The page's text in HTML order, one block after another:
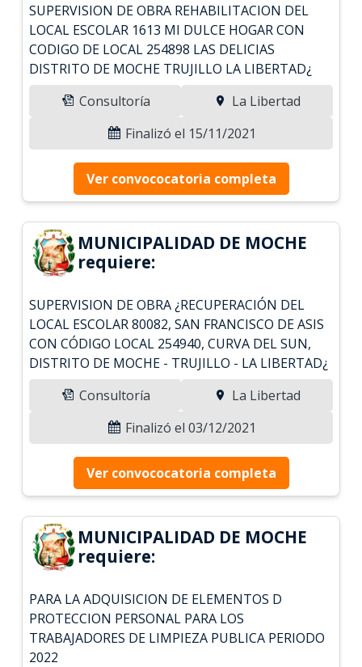
SUPERVISION DE OBRA REHABILITACION DEL
LOCAL ESCOLAR 1613 MI DULCE HOGAR CON
CODIGO DE LOCAL 254898 LAS DELICIAS
DISTRITO DE MOCHE TRUJILLO LA LIBERTAD¿
Consultoría
La Libertad
Finalizó el 15/11/2021
Ver convococatoria completa
MUNICIPALIDAD DE MOCHE
requiere:
SUPERVISION DE OBRA ¿RECUPERACIÓN DEL
LOCAL ESCOLAR 80082, SAN FRANCISCO DE ASIS
CON CÓDIGO LOCAL 254940, CURVA DEL SUN,
DISTRITO DE MOCHE - TRUJILLO - LA LIBERTAD¿
Consultoría
La Libertad
Finalizó el 03/12/2021
Ver convococatoria completa
MUNICIPALIDAD DE MOCHE
requiere:
PARA LA ADQUISICION DE ELEMENTOS D
PROTECCION PERSONAL PARA LOS
TRABAJADORES DE LIMPIEZA PUBLICA PERIODO
2022